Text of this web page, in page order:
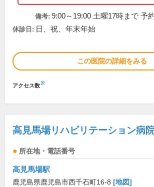
備考: 9:00～19:00 土曜17時まで 予
休診日: 日、祝、年末年始
この医院の詳細をみる
アクセス数※
高見馬場リハビリテーション病
所在地・電話番号
高見馬場駅
鹿児島県鹿児島市西千石町16-8 [地図]